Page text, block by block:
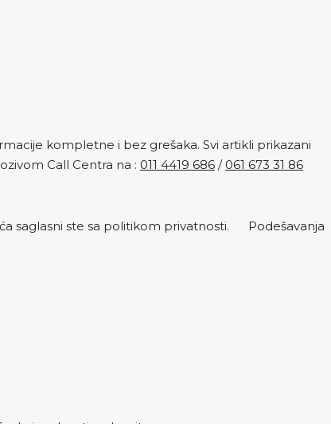
kompletne i bez grešaka. Svi artikli prikazani
Call Centra na : 011 4419 686 /061 673 31 86
saglasni ste sa politikom privatnosti.
Podešavanja